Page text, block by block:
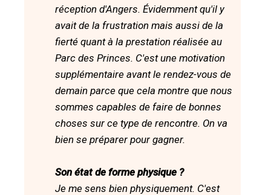
réception d'Angers. Évidemment qu'il y
avait de la frustration mais aussi de la
fierté quant à la prestation réalisée au
Parc des Princes. C'est une motivation
supplémentaire avant le rendez-vous de
demain parce que cela montre que nous
sommes capables de faire de bonnes
choses sur ce type de rencontre. On va
bien se préparer pour gagner.
Son état de forme physique ?
Je me sens bien physiquement. C'est